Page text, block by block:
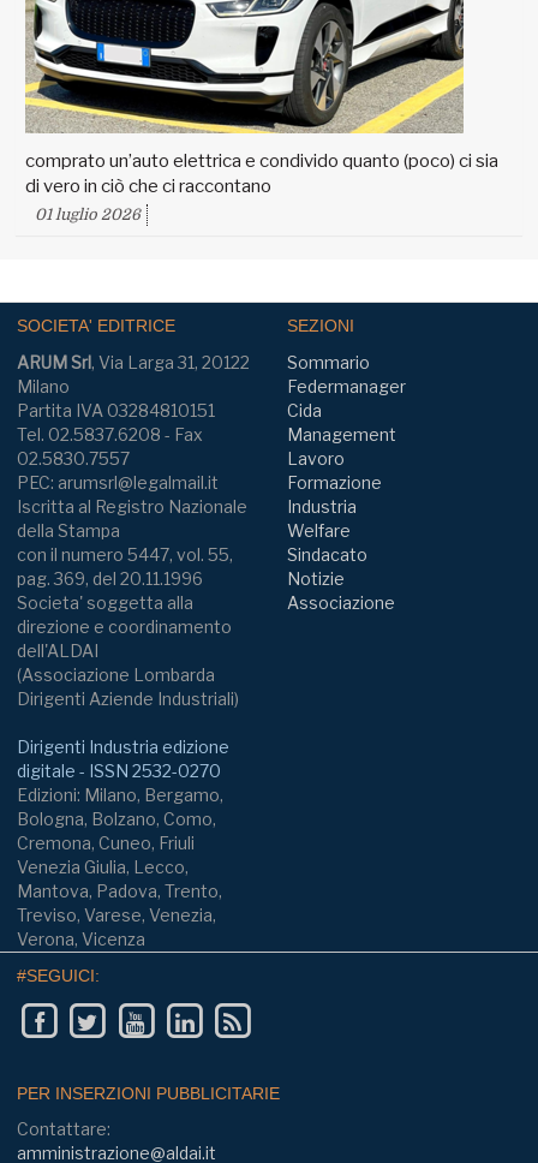
comprato un’auto elettrica e condivido quanto (poco) ci sia
di vero in ciò che ci raccontano
01 luglio 2026
SOCIETA' EDITRICE
ARUM Srl, Via Larga 31, 20122
Milano
Partita IVA 03284810151
Tel. 02.5837.6208 - Fax
02.5830.7557
PEC: arumsrl@legalmail.it
Iscritta al Registro Nazionale
della Stampa
con il numero 5447, vol. 55,
pag. 369, del 20.11.1996
Societa' soggetta alla
direzione e coordinamento
dell'ALDAI
(Associazione Lombarda
Dirigenti Aziende Industriali)
Dirigenti Industria edizione
digitale - ISSN 2532-0270
Edizioni: Milano, Bergamo,
Bologna, Bolzano, Como,
Cremona, Cuneo, Friuli
Venezia Giulia, Lecco,
Mantova, Padova, Trento,
Treviso, Varese, Venezia,
Verona, Vicenza
SEZIONI
Sommario
Federmanager
Cida
Management
Lavoro
Formazione
Industria
Welfare
Sindacato
Notizie
Associazione
#SEGUICI:
PER INSERZIONI PUBBLICITARIE
Contattare:
amministrazione@aldai.it